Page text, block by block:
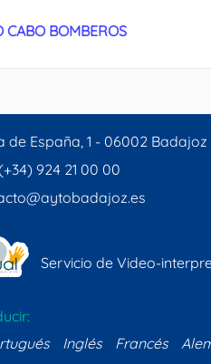
CABO BOMBEROS
de España, 1 - 06002
924 21 00 00
Servicio de Video-
Inglés Francés